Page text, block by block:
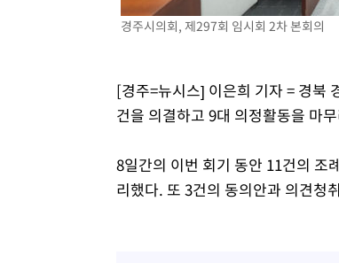
손흥민, 68분 뛰고 2경기 침묵…LAFC, 톨루카
'2경기 연속 침묵' 손흥민, 톨루카전 68분만 뛰
'여긴 20도, 저긴 50도'…열화상 카메라로 본 폭
콜롬비아 신임 우파 대통령 취임 하루만에 차량폭
경주시의회, 제297회 임시회 2차 본회의
[경주=뉴시스] 이은희 기자 = 경북
건을 의결하고 9대 의정활동을 마
8일간의 이번 회기 동안 11건의 조
리했다. 또 3건의 동의안과 의견청